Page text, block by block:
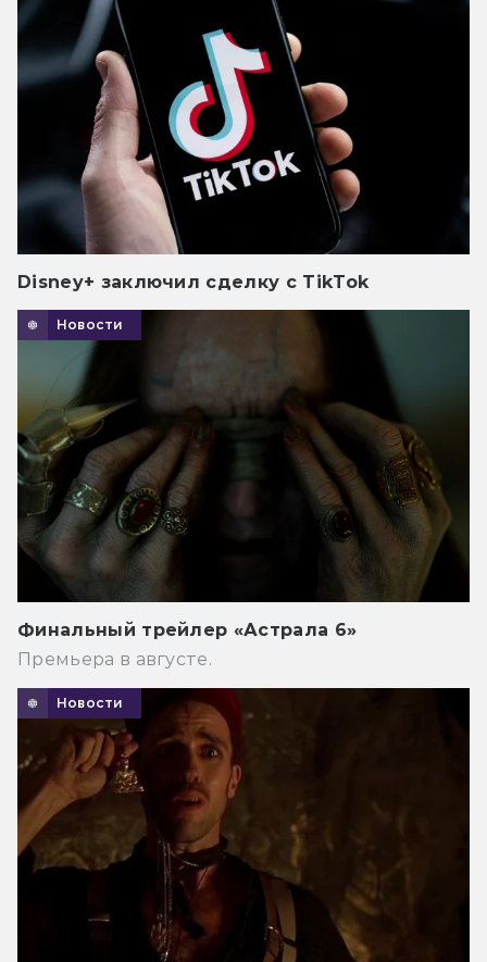
Disney+ заключил сделку с TikTok
Новости
Финальный трейлер «Астрала 6»
Премьера в августе.
Новости